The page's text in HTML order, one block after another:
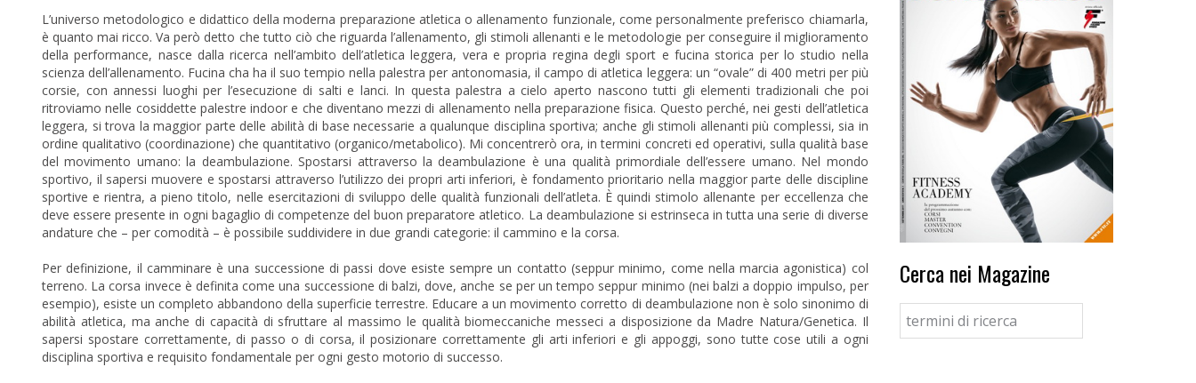
L’universo metodologico e didattico della moderna preparazione atletica o allenamento funzionale, come personalmente preferisco chiamarla,
è quanto mai ricco. Va però detto che tutto ciò che riguarda l’allenamento, gli stimoli allenanti e le metodologie per conseguire il miglioramento
della performance, nasce dalla ricerca nell’ambito dell’atletica leggera, vera e propria regina degli sport e fucina storica per lo studio nella
scienza dell’allenamento. Fucina cha ha il suo tempio nella palestra per antonomasia, il campo di atletica leggera: un “ovale” di 400 metri per più
corsie, con annessi luoghi per l’esecuzione di salti e lanci. In questa palestra a cielo aperto nascono tutti gli elementi tradizionali che poi
ritroviamo nelle cosiddette palestre indoor e che diventano mezzi di allenamento nella preparazione fisica. Questo perché, nei gesti dell’atletica
leggera, si trova la maggior parte delle abilità di base necessarie a qualunque disciplina sportiva; anche gli stimoli allenanti più complessi, sia in
ordine qualitativo (coordinazione) che quantitativo (organico/metabolico). Mi concentrerò ora, in termini concreti ed operativi, sulla qualità base
del movimento umano: la deambulazione. Spostarsi attraverso la deambulazione è una qualità primordiale dell’essere umano. Nel mondo
sportivo, il sapersi muovere e spostarsi attraverso l’utilizzo dei propri arti inferiori, è fondamento prioritario nella maggior parte delle discipline
sportive e rientra, a pieno titolo, nelle esercitazioni di sviluppo delle qualità funzionali dell’atleta. È quindi stimolo allenante per eccellenza che
deve essere presente in ogni bagaglio di competenze del buon preparatore atletico. La deambulazione si estrinseca in tutta una serie di diverse
andature che – per comodità – è possibile suddividere in due grandi categorie: il cammino e la corsa.
Per definizione, il camminare è una successione di passi dove esiste sempre un contatto (seppur minimo, come nella marcia agonistica) col
terreno. La corsa invece è definita come una successione di balzi, dove, anche se per un tempo seppur minimo (nei balzi a doppio impulso, per
esempio), esiste un completo abbandono della superficie terrestre. Educare a un movimento corretto di deambulazione non è solo sinonimo di
abilità atletica, ma anche di capacità di sfruttare al massimo le qualità biomeccaniche messeci a disposizione da Madre Natura/Genetica. Il
sapersi spostare correttamente, di passo o di corsa, il posizionare correttamente gli arti inferiori e gli appoggi, sono tutte cose utili a ogni
disciplina sportiva e requisito fondamentale per ogni gesto motorio di successo.
Cerca nei Magazine